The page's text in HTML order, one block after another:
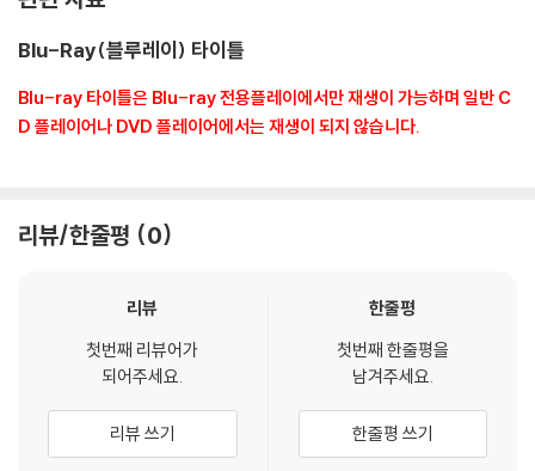
문의 바랍니다.
부담 후 처리 가능합니다.
3) 스틸북 한정판, 초회 한정판의 경우 제작 수량이 한정되어 있고, 택배
4) 한정판 상품의 변심, 오구매로 인한 반품은 회송된 상품의 상태 확인 후
Blu-Ray(블루레이) 타이틀
Blu-ray 타이틀은 Blu-ray 전용플레이에서만 재생이 가능하며 일반 C
D 플레이어나 DVD 플레이어에서는 재생이 되지 않습니다.
리뷰/한줄평 0
리뷰
첫번째 리뷰어가
되어주세요.
리뷰 쓰기
한줄평
첫번째 한줄평을
남겨주세요.
한줄평 쓰기